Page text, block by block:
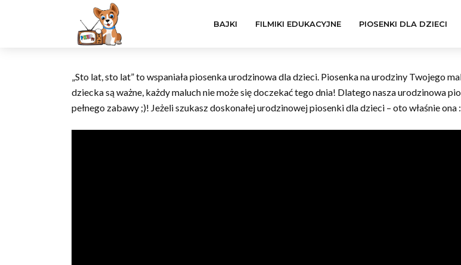
BAJKI FILMIKI EDUKACYJNE PIOSENKI DLA DZIECI
„Sto lat, sto lat” to wspaniała piosenka urodzinowa dla dzieci. Piosenka na urodziny Twojego
dziecka są ważne, każdy maluch nie może się doczekać tego dnia! Dlatego nasza urodzinowa
pełnego zabawy ;)! Jeżeli szukasz doskonałej urodzinowej piosenki dla dzieci – oto właśnie